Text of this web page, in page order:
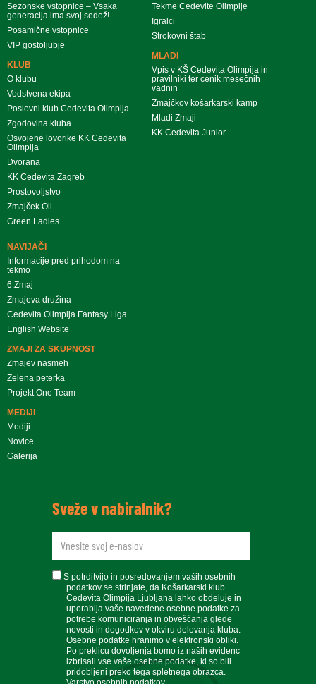
Sezonske vstopnice – Vsaka
generacija ima svoj sedež!
Posamične vstopnice
VIP gostoljubje
KLUB
O klubu
Vodstvena ekipa
Poslovni klub Cedevita Olimpija
Zgodovina kluba
Osvojene lovorike KK Cedevita
Olimpija
Dvorana
KK Cedevita Zagreb
Prostovoljstvo
Zmajček Oli
Green Ladies
Tekme Cedevite Olimpije
Igralci
Strokovni štab
MLADI
Vpis v KŠ Cedevita Olimpija in
pravilniki ter cenik mesečnih
vadnin
Zmajčkov košarkarski kamp
Mladi Zmaji
KK Cedevita Junior
NAVIJAČI
Informacije pred prihodom na
tekmo
6.Zmaj
Zmajeva družina
Cedevita Olimpija Fantasy Liga
English Website
ZMAJI ZA SKUPNOST
Zmajev nasmeh
Zelena peterka
Projekt One Team
MEDIJI
Mediji
Novice
Galerija
Sveže v nabiralnik?
newsletteremail
soglasje
S potrditvijo in posredovanjem vaših osebnih
podatkov se strinjate, da Košarkarski klub
Cedevita Olimpija Ljubljana lahko obdeluje in
uporablja vaše navedene osebne podatke za
potrebe komuniciranja in obveščanja glede
novosti in dogodkov v okviru delovanja kluba.
Osebne podatke hranimo v elektronski obliki.
Po preklicu dovoljenja bomo iz naših evidenc
izbrisali vse vaše osebne podatke, ki so bili
pridobljeni preko tega spletnega obrazca.